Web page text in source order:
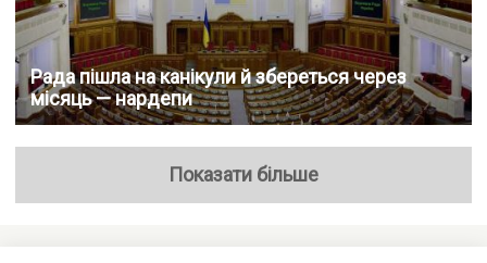
Рада пішла на канікули й збереться через
місяць — нардепи
Показати більше